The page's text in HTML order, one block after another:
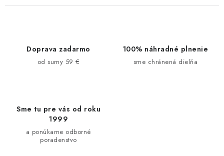
Doprava zadarmo
od sumy 59 €
100% náhradné plnenie
sme chránená dielňa
Sme tu pre vás od roku
1999
a ponúkame odborné
poradenstvo